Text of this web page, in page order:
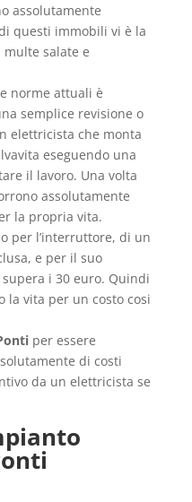
assolutamente
questi immobili vi è la
salate e
norme attuali è
semplice revisione o
elettricista che monta
eseguendo una
il lavoro. Una volta
assolutamente
la propria vita.
per l’interruttore, di un
e per il suo
i 30 euro. Quindi
la vita per un costo cosi
per essere
di costi
da un elettricista se